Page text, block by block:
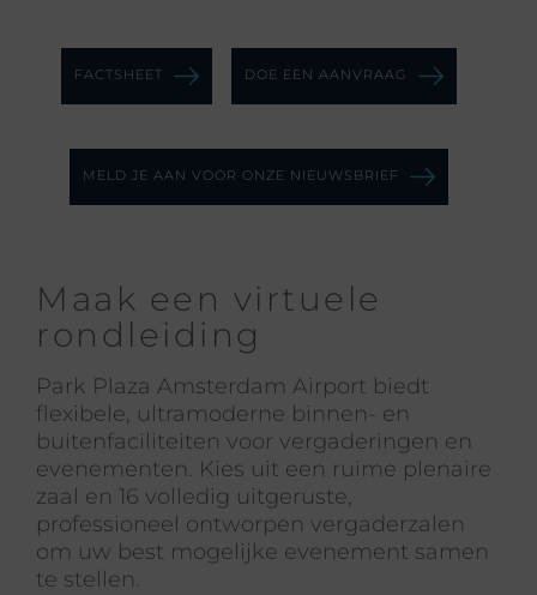
FACTSHEET DOE EEN AANVRAAG
MELD JE AAN VOOR ONZE NIEUWSBRIEF
Maak een virtuele
rondleiding
Park Plaza Amsterdam Airport biedt
flexibele, ultramoderne binnen- en
buitenfaciliteiten voor vergaderingen en
evenementen. Kies uit een ruime plenaire
zaal en 16 volledig uitgeruste,
professioneel ontworpen vergaderzalen
om uw best mogelijke evenement samen
te stellen.